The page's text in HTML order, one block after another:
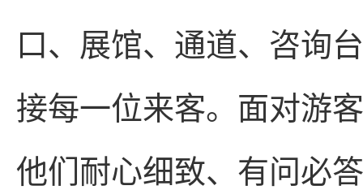
口、展馆、通道、咨询
接每一位来客。面对游
他们耐心细致、有问必